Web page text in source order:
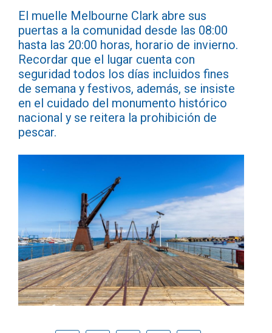
El muelle Melbourne Clark abre sus
puertas a la comunidad desde las 08:00
hasta las 20:00 horas, horario de invierno.
Recordar que el lugar cuenta con
seguridad todos los días incluidos fines
de semana y festivos, además, se insiste
en el cuidado del monumento histórico
nacional y se reitera la prohibición de
pescar.